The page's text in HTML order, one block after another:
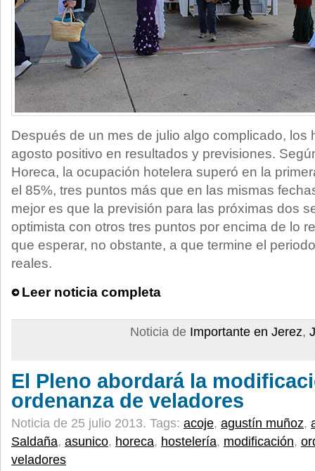
Después de un mes de julio algo complicado, los
agosto positivo en resultados y previsiones.
Horeca, la ocupación hotelera superó en la
el 85%, tres puntos más que en las mismas
mejor es que la previsión para las próximas dos
optimista con otros tres puntos por encima de lo
que esperar, no obstante, a que termine el
reales.
Leer noticia completa
Noticia de Importante en Jerez,
El Pleno abordará la
ordenanza de veladores
Noticia de 25 julio 2013. Tags: acoje, agustín muñoz,
Saldaña, asunico, horeca, hostelería, modificación,
veladores